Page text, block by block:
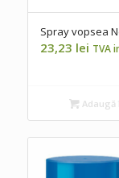
Spray vopsea
23,23 lei TVA
Adaugă